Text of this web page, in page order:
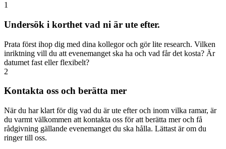
1
Undersök i korthet vad ni är ute efter.
Prata först ihop dig med dina kollegor och gör lite research. Vilken
inriktning vill du att evenemanget ska ha och vad får det kosta? Är
datumet fast eller flexibelt?
2
Kontakta oss och berätta mer
När du har klart för dig vad du är ute efter och inom vilka ramar, är
du varmt välkommen att kontakta oss för att berätta mer och få
rådgivning gällande evenemanget du ska hålla. Lättast är om du
ringer till oss.